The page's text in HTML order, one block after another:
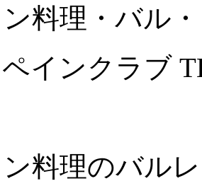
料理・バル
インクラブ
料理のバル